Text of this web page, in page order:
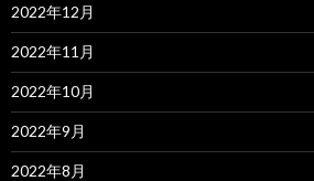
2022年12月
2022年11月
2022年10月
2022年9月
2022年8月